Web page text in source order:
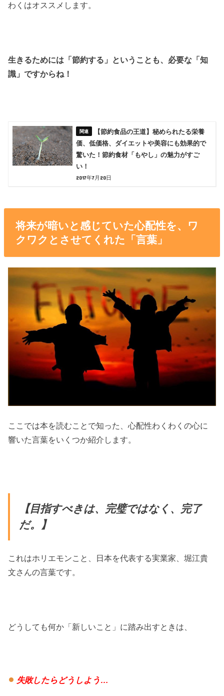
わくはオススメします。
生きるためには「節約する」ということも、必要な「知
識」ですからね！
【節約食品の王道】秘められたる栄養
価、低価格、ダイエットや美容にも効果的で
驚いた！節約食材「もやし」の魅力がすご
い！
2017年7月20日
将来が暗いと感じていた心配性を、ワ
クワクとさせてくれた「言葉」
ここでは本を読むことで知った、心配性わくわくの心に
響いた言葉をいくつか紹介します。
【目指すべきは、完璧ではなく、完了
だ。】
これはホリエモンこと、日本を代表する実業家、堀江貴
文さんの言葉です。
どうしても何か「新しいこと」に踏み出すときは、
失敗したらどうしよう…